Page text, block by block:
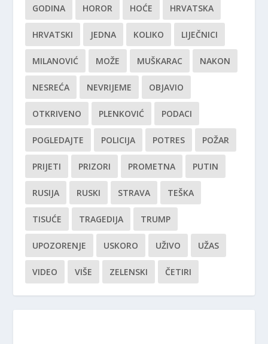
GODINA HOROR HOĆE HRVATSKA
HRVATSKI JEDNA KOLIKO LIJEČNICI
MILANOVIĆ MOŽE MUŠKARAC NAKON
NESREĆA NEVRIJEME OBJAVIO
OTKRIVENO PLENKOVIĆ PODACI
POGLEDAJTE POLICIJA POTRES POŽAR
PRIJETI PRIZORI PROMETNA PUTIN
RUSIJA RUSKI STRAVA TEŠKA
TISUĆE TRAGEDIJA TRUMP
UPOZORENJE USKORO UŽIVO UŽAS
VIDEO VIŠE ZELENSKI ČETIRI